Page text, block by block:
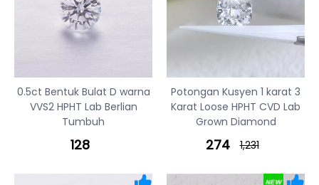
0.5ct Bentuk Bulat D warna
VVS2 HPHT Lab Berlian
Tumbuh
128
Potongan Kusyen 1 karat 3
Karat Loose HPHT CVD Lab
Grown Diamond
274 1,231